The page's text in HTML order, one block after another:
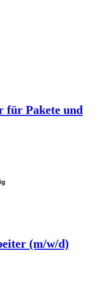
für Pakete und
(m/w/d)